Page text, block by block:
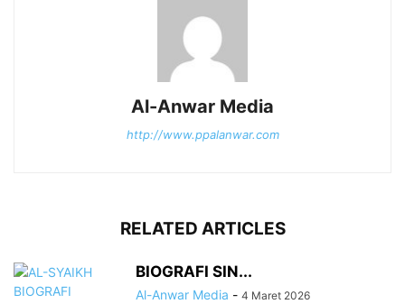
Al-Anwar Media
http://www.ppalanwar.com
RELATED ARTICLES
BIOGRAFI SIN...
Al-Anwar Media - 4 Maret 2026